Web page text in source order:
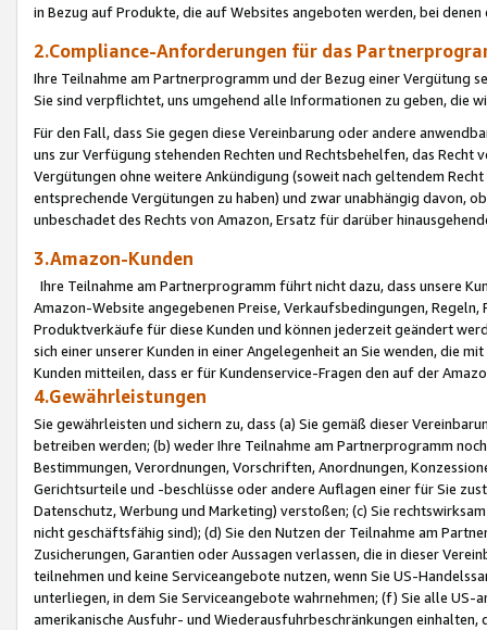
in Bezug auf Produkte, die auf Websites angeboten werden, bei
2.Compliance-Anforderungen für das
Ihre Teilnahme am Partnerprogramm und der Bezug einer Vergütung
Sie sind verpflichtet, uns umgehend alle Informationen zu geben, die
Für den Fall, dass Sie gegen diese Vereinbarung oder andere
uns zur Verfügung stehenden Rechten und Rechtsbehelfen, das
Vergütungen ohne weitere Ankündigung (soweit nach geltendem
entsprechende Vergütungen zu haben) und zwar unabhängig davon,
unbeschadet des Rechts von Amazon, Ersatz für darüber
3.Amazon-Kunden
Ihre Teilnahme am Partnerprogramm führt nicht dazu, dass unsere
Amazon-Website angegebenen Preise, Verkaufsbedingungen,
Produktverkäufe für diese Kunden und können jederzeit geändert
sich einer unserer Kunden in einer Angelegenheit an Sie wenden, die
Kunden mitteilen, dass er für Kundenservice-Fragen den auf der
4.Gewährleistungen
Sie gewährleisten und sichern zu, dass (a) Sie gemäß dieser
betreiben werden; (b) weder Ihre Teilnahme am Partnerprogramm
Bestimmungen, Verordnungen, Vorschriften, Anordnungen,
Gerichtsurteile und -beschlüsse oder andere Auflagen einer für Sie
Datenschutz, Werbung und Marketing) verstoßen; (c) Sie
nicht geschäftsfähig sind); (d) Sie den Nutzen der Teilnahme am
Zusicherungen, Garantien oder Aussagen verlassen, die in dieser
teilnehmen und keine Serviceangebote nutzen, wenn Sie US-
unterliegen, in dem Sie Serviceangebote wahrnehmen; (f) Sie alle
amerikanische Ausfuhr- und Wiederausfuhrbeschränkungen